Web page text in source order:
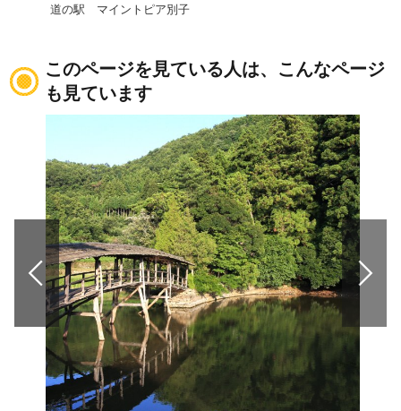
道の駅 マイントピア別子
このページを見ている人は、こんなページ
も見ています